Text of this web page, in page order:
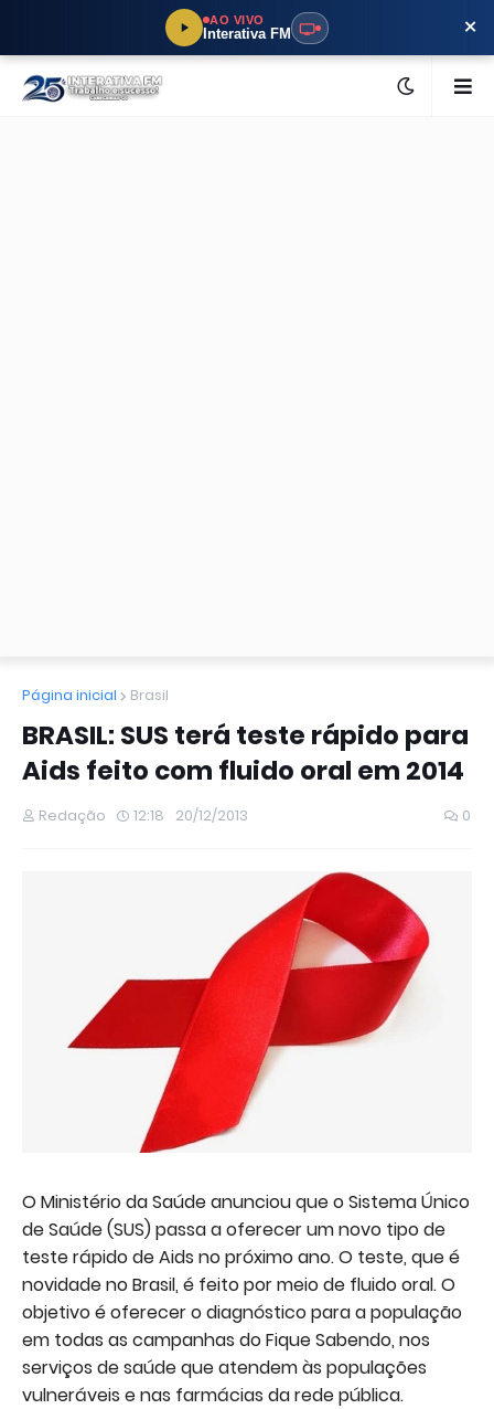
AO VIVO
Interativa FM ×
Página inicial Brasil
BRASIL: SUS terá teste rápido para
Aids feito com fluido oral em 2014
Redação 12:18 20/12/2013 0
O Ministério da Saúde anunciou que o Sistema Único
de Saúde (SUS) passa a oferecer um novo tipo de
teste rápido de Aids no próximo ano. O teste, que é
novidade no Brasil, é feito por meio de fluido oral. O
objetivo é oferecer o diagnóstico para a população
em todas as campanhas do Fique Sabendo, nos
serviços de saúde que atendem às populações
vulneráveis e nas farmácias da rede pública.